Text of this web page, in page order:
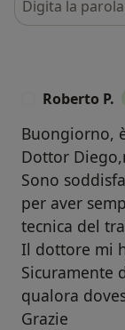
Roberto P.
Buongiorno,
Dottor
Sono
per aver
tecnica del
Il dottore mi
Sicuramente
qualora
Grazie